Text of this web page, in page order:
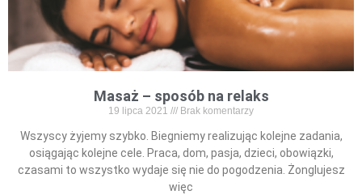
Masaż – sposób na relaks
19 lipca 2021 Brak komentarzy
Wszyscy żyjemy szybko. Biegniemy realizując kolejne zadania,
osiągając kolejne cele. Praca, dom, pasja, dzieci, obowiązki,
czasami to wszystko wydaje się nie do pogodzenia. Żonglujesz
więc